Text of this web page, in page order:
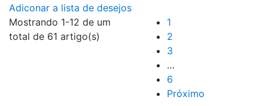
Adiconar a lista de desejos
Mostrando 1-12 de um
total de 61 artigo(s)
1
2
3
…
6
Próximo